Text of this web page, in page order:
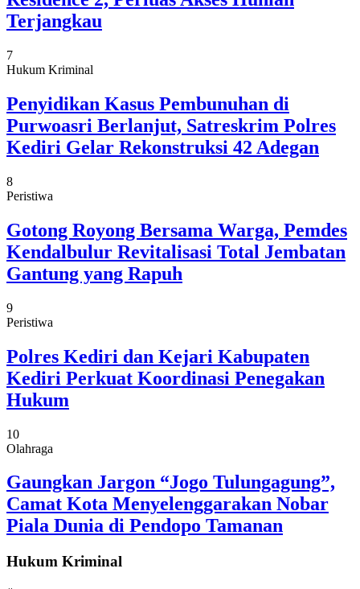
Terjangkau
7
Hukum Kriminal
Penyidikan Kasus Pembunuhan di
Purwoasri Berlanjut, Satreskrim Polres
Kediri Gelar Rekonstruksi 42 Adegan
8
Peristiwa
Gotong Royong Bersama Warga, Pemdes
Kendalbulur Revitalisasi Total Jembatan
Gantung yang Rapuh
9
Peristiwa
Polres Kediri dan Kejari Kabupaten
Kediri Perkuat Koordinasi Penegakan
Hukum
10
Olahraga
Gaungkan Jargon “Jogo Tulungagung”,
Camat Kota Menyelenggarakan Nobar
Piala Dunia di Pendopo Tamanan
Hukum Kriminal